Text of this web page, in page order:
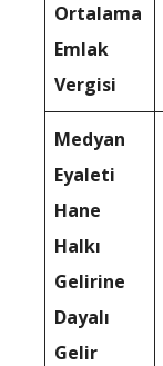
Ortalama
Emlak
Vergisi
Medyan
Eyaleti
Hane
Halkı
Gelirine
Dayalı
Gelir